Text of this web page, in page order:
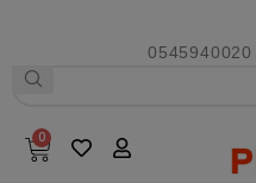
0545940020
0